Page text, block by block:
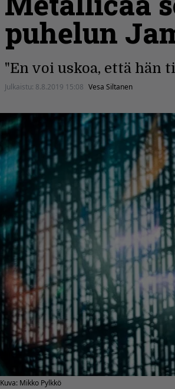
puhelun
"En voi uskoa, että hän
Julkaistu: 8.8.2019 15:08 Vesa Siltanen
Kuva: Mikko Pylkkö